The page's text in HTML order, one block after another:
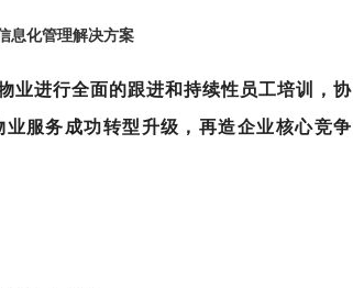
息化管理解决方案
业进行全面的跟进和持续性员工培训，协
服务成功转型升级，再造企业核心竞争